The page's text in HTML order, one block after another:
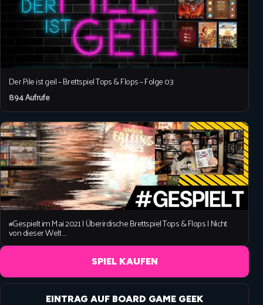
Der Pile ist geil – Brettspiel Tops & Flops – Folge 03
894 Aufrufe
#Gespielt im Mai 2021 | Überirdische Brettspiel Tops & Flops | Nicht
von dieser Welt …
SPIEL KAUFEN
EINTRAG AUF BOARD GAME GEEK